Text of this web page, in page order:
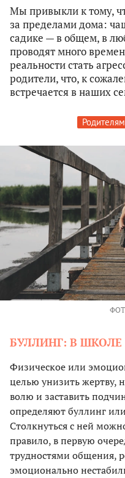
Мы привыкли к тому,
за пределами дома:
садике — в общем, в
проводят много
реальности стать
родители, что, к
встречается в наших
Родителям
БУЛЛИНГ: В
Физическое или
целью унизить жертву,
волю и заставить
определяют буллинг
Столкнуться с ней
правило, в первую
трудностями общения,
эмоционально